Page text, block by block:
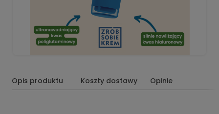
Opis produktu Koszty dostawy Opinie